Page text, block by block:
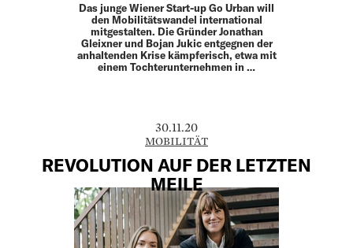
Das junge Wiener Start-up Go Urban will
den Mobilitätswandel international
mitgestalten. Die Gründer Jonathan
Gleixner und Bojan Jukic entgegnen der
anhaltenden Krise kämpferisch, etwa mit
einem Tochterunternehmen in …
30.11.20
MOBILITÄT
REVOLUTION AUF DER LETZTEN
MEILE